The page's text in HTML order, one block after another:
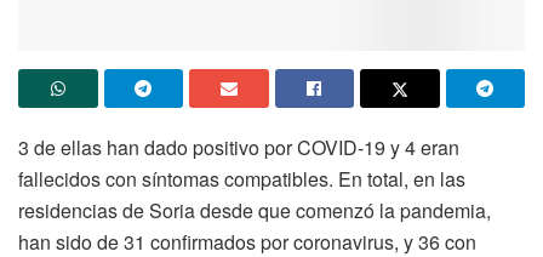
3 de ellas han dado positivo por COVID-19 y 4 eran
fallecidos con síntomas compatibles. En total, en las
residencias de Soria desde que comenzó la pandemia,
han sido de 31 confirmados por coronavirus, y 36 con